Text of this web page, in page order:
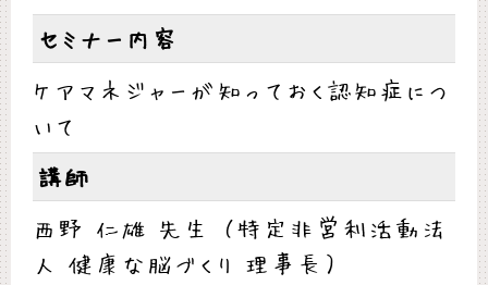
セミナー内容
ケアマネジャーが知っておく認知症につ
いて
講師
西野 仁雄 先生 （特定非営利活動法
人 健康な脳づくり 理事長）